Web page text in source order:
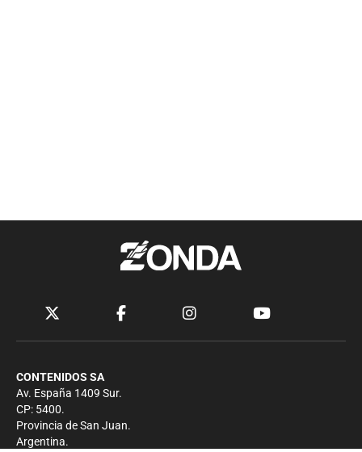
CONTENIDOS SA
Av. España 1409 Sur.
CP: 5400.
Provincia de San Juan.
Argentina.